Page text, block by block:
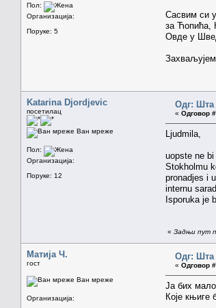
Пол:
Организација:
Поруке: 5
Сасвим си
за Ћопића,
Овде у
Katarina Djordjevic
посетилац
Ван мреже
Пол:
Организација:
Поруке: 12
Одг: Шта
« Одговор
Ljudmila,
uopste ne
Stokholmu
pronadjes i
internu
Isporuka je
« Задњи пут
Матија Ч.
гост
Ван мреже
Организација:
Одг: Шта
« Одговор
Ја бих
Које књиге